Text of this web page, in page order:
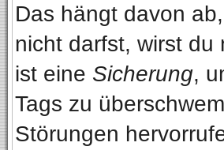
Das hängt davon
nicht darfst, wirst du
ist eine Sicherung,
Tags zu
Störungen